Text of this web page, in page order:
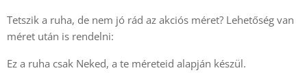
Tetszik a ruha, de nem jó rád az akciós méret? Lehetőség van
méret után is rendelni:
Ez a ruha csak Neked, a te méreteid alapján készül.